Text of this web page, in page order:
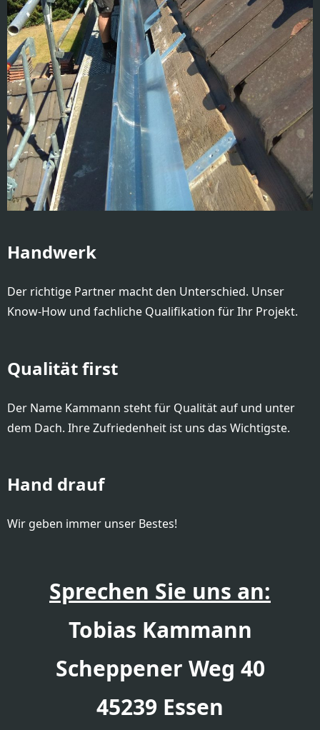
Handwerk
Der richtige Partner macht den Unterschied. Unser
Know-How und fachliche Qualifikation für Ihr Projekt.
Qualität first
Der Name Kammann steht für Qualität auf und unter
dem Dach. Ihre Zufriedenheit ist uns das Wichtigste.
Hand drauf
Wir geben immer unser Bestes!
Sprechen Sie uns an:
Tobias Kammann
Scheppener Weg 40
45239 Essen